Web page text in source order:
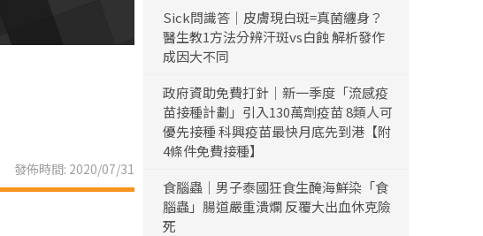
發佈時間: 2020/07/31
Sick問識答｜皮膚現白斑=真菌纏身？
醫生教1方法分辨汗斑vs白蝕 解析發作
成因大不同
政府資助免費打針｜新一季度「流感疫
苗接種計劃」引入130萬劑疫苗 8類人可
優先接種 科興疫苗最快月底先到港【附
4條件免費接種】
食腦蟲｜男子泰國狂食生醃海鮮染「食
腦蟲」腸道嚴重潰爛 反覆大出血休克險
死